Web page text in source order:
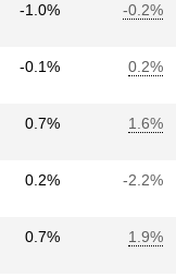
-1.0% -0.2%
-0.1% 0.2%
0.7% 1.6%
0.2% -2.2%
0.7% 1.9%